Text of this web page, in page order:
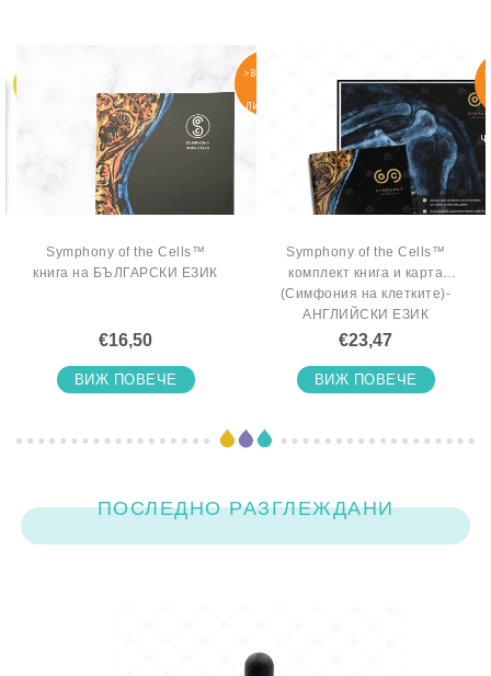
>ВКЛЮЧИ
ЛИСТАТА
Symphony of the Cells™
книга на БЪЛГАРСКИ ЕЗИК
€16,50
ВИЖ ПОВЕЧЕ
Symphony of the Cells™
комплект книга и карта
(Симфония на клетките)-
АНГЛИЙСКИ ЕЗИК
€23,47
ВИЖ ПОВЕЧЕ
ПОСЛЕДНО РАЗГЛЕЖДАНИ